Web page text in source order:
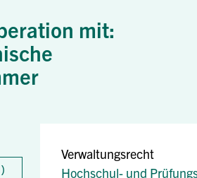
mit:
Verwaltungsrecht
Hochschul- und